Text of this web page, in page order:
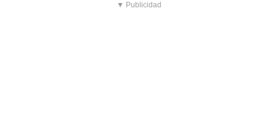
▼ Publicidad